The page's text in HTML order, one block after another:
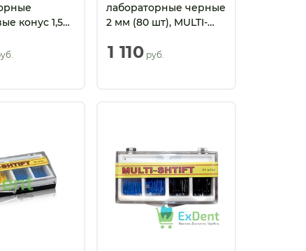
конус 1,5
лабораторные черные
2 мм (80 шт), MULTI-
1 110 руб.